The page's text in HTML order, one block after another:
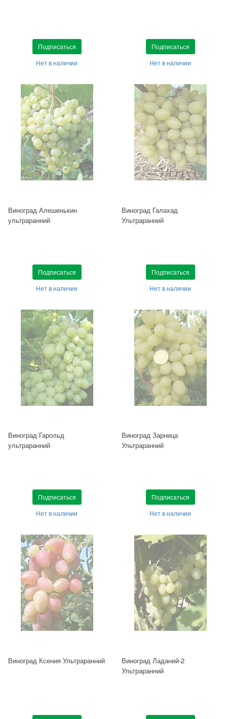
Подписаться
Нет в наличии
Подписаться
Нет в наличии
Виноград Алешенькин
ультраранний
Подписаться
Нет в наличии
Виноград Галахад
Ультраранний
Подписаться
Нет в наличии
Виноград Гарольд
ультраранний
Подписаться
Нет в наличии
Виноград Зарница
Ультраранний
Подписаться
Нет в наличии
Виноград Ксения Ультраранний
Виноград Ладаний-2
Ультраранний